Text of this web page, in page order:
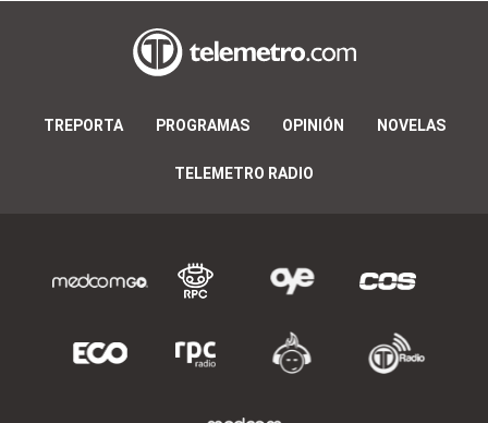
TREPORTA PROGRAMAS OPINIÓN NOVELAS
TELEMETRO RADIO